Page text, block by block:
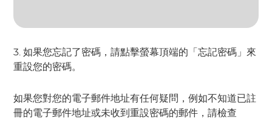
3. 如果您忘記了密碼，請點擊螢幕頂端的「忘記密碼」來
重設您的密碼。
如果您對您的電子郵件地址有任何疑問，例如不知道已註
冊的電子郵件地址或未收到重設密碼的郵件，請檢查